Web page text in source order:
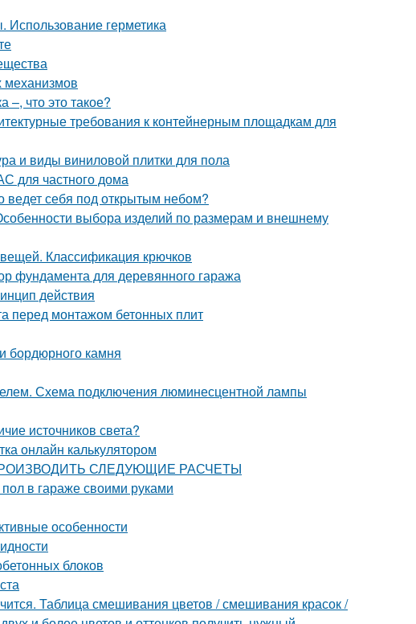
Использование герметика
механизмов
что это такое?
требования к контейнерным площадкам для
и виды виниловой плитки для пола
для частного дома
ведет себя под открытым небом?
выбора изделий по размерам и внешнему
Классификация крючков
фундамента для деревянного гаража
действия
перед монтажом бетонных плит
бордюрного камня
Схема подключения люминесцентной лампы
источников света?
онлайн калькулятором
ПРОИЗВОДИТЬ СЛЕДУЮЩИЕ РАСЧЕТЫ
в гараже своими руками
особенности
блоков
Таблица смешивания цветов / смешивания красок /